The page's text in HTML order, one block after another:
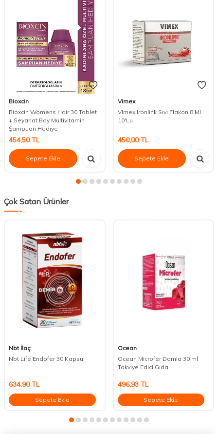
Bioxcin
Bioxcin Womens Hair 30 Tablet
+ Seyahat Boy Multivitamin
Şampuan Hediye
454,50TL
Sepete Ekle
Vimex
Vimex Ironlink Sıvı Flakon 8 Ml
10'Lu
450,00TL
Sepete Ekle
Çok Satan Ürünler
Nbt İlaç
Nbt Life Endofer 30 Kapsül
634,90TL
Sepete Ekle
Ocean
Ocean Microfer Damla 30 ml
Takviye Edici Gıda
496,93TL
Sepete Ekle